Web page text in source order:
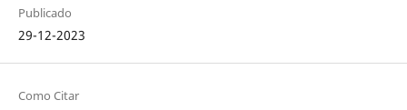
Publicado
29-12-2023
Como Citar